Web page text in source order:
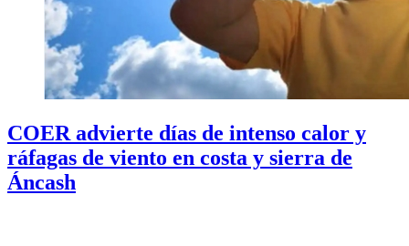
COER advierte días de intenso calor y
ráfagas de viento en costa y sierra de
Áncash